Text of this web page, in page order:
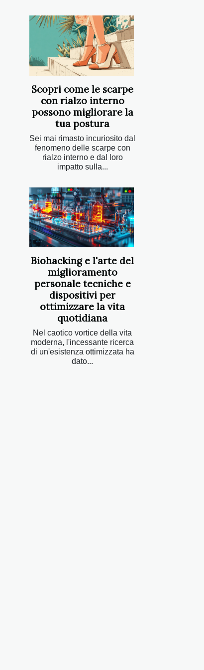
Scopri come le scarpe
con rialzo interno
possono migliorare la
tua postura
Sei mai rimasto incuriosito dal
fenomeno delle scarpe con
rialzo interno e dal loro
impatto sulla...
Biohacking e l'arte del
miglioramento
personale tecniche e
dispositivi per
ottimizzare la vita
quotidiana
Nel caotico vortice della vita
moderna, l'incessante ricerca
di un'esistenza ottimizzata ha
dato...